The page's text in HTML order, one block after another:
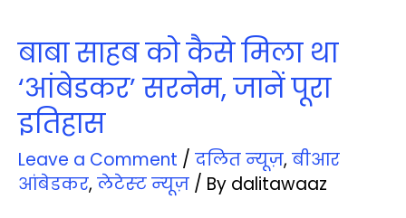
बाबा साहब को कैसे मिला था
‘आंबेडकर’ सरनेम, जानें पूरा
इतिहास
Leave a Comment / दलित न्‍यूज़, बीआर
आंबेडकर, लेटेस्‍ट न्‍यूज़ / By dalitawaaz